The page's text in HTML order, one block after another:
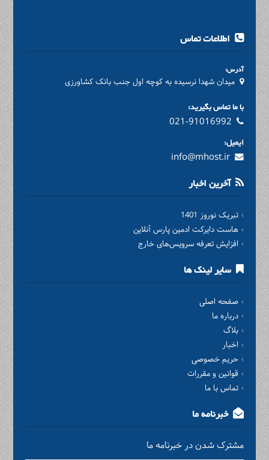
اطلاعات تماس
آدرس:
میدان شهدا نرسیده به کوچه اول جنب بانک کشاورزی
با ما تماس بگیرید:
021-91016992
ایمیل:
info@mhost.ir
آخرین اخبار
تبریک نوروز 1401
هاست دایرکت ادمین پارس آنلاین
افزایش تعرفه سرویس‌های خارج
سایر لینک ها
صفحه اصلی
درباره ما
بلاگ
اخبار
حریم خصوصی
قوانین و مقررات
تماس با ما
خبرنامه ما
مشترک شدن در خبرنامه ما